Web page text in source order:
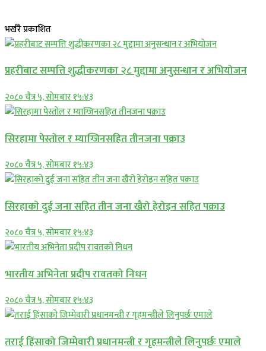
भर्खरै प्रकाशित
प्रहरीबाट सम्पत्ति शुद्धीकरणका २८ मुद्दामा अनुसन्धान र अभियोजन
२०८० चैत्र ५, सोमबार १५:४३
सिरहामा पेस्तोल र म्याग्जिनसहित तीनजना पक्राउ
२०८० चैत्र ५, सोमबार १५:४३
सिरहाकाे दुई जना सहित तीन जना खैरो हेरोइन सहित पक्राउ
२०८० चैत्र ५, सोमबार १५:४३
भारतीय अभिनेता प्रदीप रावतको निधन
२०८० चैत्र ५, सोमबार १५:४३
तराई हिंसाको जिम्मेवारी प्रधानमन्त्री र गृहमन्त्रीले लिनुपर्छः एमाले